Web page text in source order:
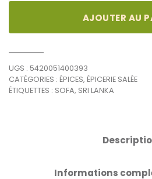
quantité
AJOUTER AU
UGS : 5420051400393
CATÉGORIES : ÉPICES, ÉPICERIE SALÉE
ÉTIQUETTES : SOFA, SRI LANKA
Informations